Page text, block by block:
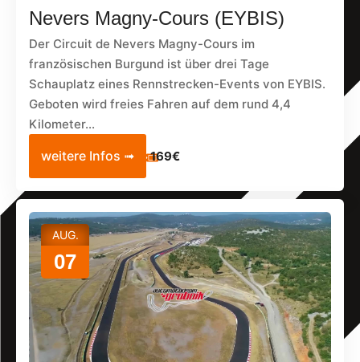
Nevers Magny-Cours (EYBIS)
Der Circuit de Nevers Magny-Cours im
französischen Burgund ist über drei Tage
Schauplatz eines Rennstrecken-Events von EYBIS.
Geboten wird freies Fahren auf dem rund 4,4
Kilometer...
weitere Infos ➟ 169€
AUG.
07